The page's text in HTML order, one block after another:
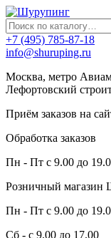
+7 (495) 785-87-18
info@shuruping.ru
Москва, метро
Лефортовский
Приём заказов на
Обработка заказов
Пн - Пт с 9.00 до
Розничный магазин
Пн - Пт с 9.00 до
Сб - с 9.00 до 17.00